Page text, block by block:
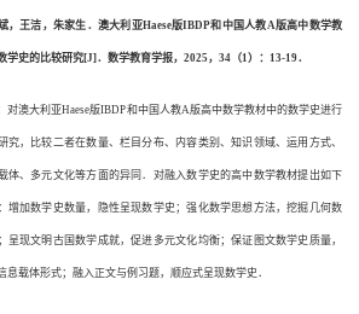
，王洁，朱家生．澳大利亚Haese版IBDP和中国人教A版高中数学教
学史的比较研究[J]．数学教育学报，2025，34（1）：13-19．
对澳大利亚Haese版IBDP和中国人教A版高中数学教材中的数学史进行
究，比较二者在数量、栏目分布、内容类别、知识领域、运用方式、
体、多元文化等方面的异同．对融入数学史的高中数学教材提出如下
增加数学史数量，隐性呈现数学史；强化数学思想方法，挖掘几何数
呈现文明古国数学成就，促进多元文化均衡；保证图文数学史质量，
息载体形式；融入正文与例习题，顺应式呈现数学史．